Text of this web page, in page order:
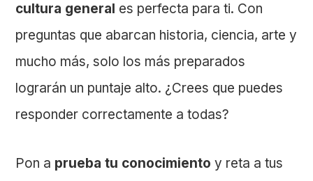
cultura general es perfecta para ti. Con
preguntas que abarcan historia, ciencia, arte y
mucho más, solo los más preparados
lograrán un puntaje alto. ¿Crees que puedes
responder correctamente a todas?
Pon a prueba tu conocimiento y reta a tus